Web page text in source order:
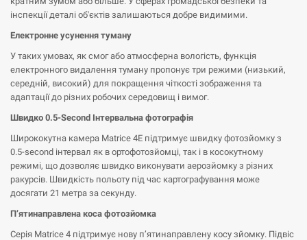
інспекції деталі об'єктів залишаються добре видимими.
Електронне усунення туману
У таких умовах, як смог або атмосферна вологість, функція
електронного видалення туману пропонує три режими (низький,
середній, високий) для покращення чіткості зображення та
адаптації до різних робочих середовищ і вимог.
Швидко 0.5-Second Інтервальна фотографія
Ширококутна камера Matrice 4E підтримує швидку фотозйомку з
0.5-second інтервал як в ортофотозйомці, так і в косокутному
режимі, що дозволяє швидко виконувати аерозйомку з різних
ракурсів. Швидкість польоту під час картографування може
досягати 21 метра за секунду.
П’ятинаправлена коса фотозйомка
Серія Matrice 4 підтримує нову п’ятинаправлену косу зйомку. Підвіс